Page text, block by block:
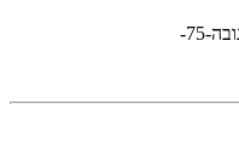
כיריים-גז-שלושה-ראשים-120x40-גובה-75-